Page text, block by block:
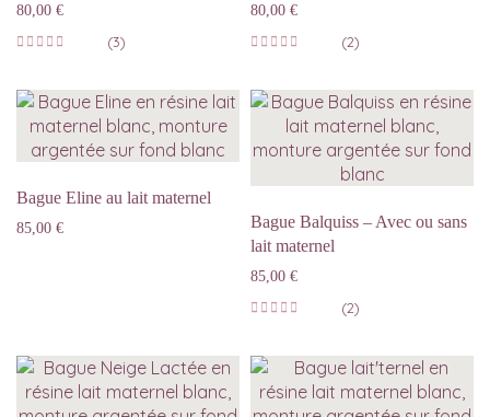
80,00 €
(3)
80,00 €
(2)
Bague Eline au lait maternel
85,00 €
Bague Balquiss – Avec ou sans
lait maternel
85,00 €
(2)